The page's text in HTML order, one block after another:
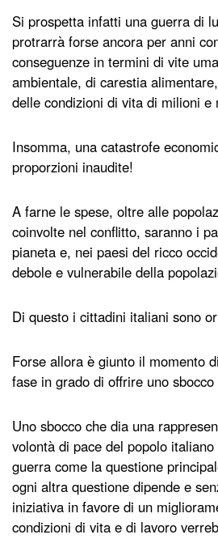
Si prospetta infatti una guerra di
protrarrà forse ancora per anni
conseguenze in termini di vite
ambientale, di carestia
delle condizioni di vita di milioni e
Insomma, una catastrofe
proporzioni inaudite!
A farne le spese, oltre alle
coinvolte nel conflitto, saranno i
pianeta e, nei paesi del ricco
debole e vulnerabile della
Di questo i cittadini italiani sono
Forse allora è giunto il momento
fase in grado di offrire uno
Uno sbocco che dia una
volontà di pace del popolo
guerra come la questione
ogni altra questione dipende e
iniziativa in favore di un
condizioni di vita e di lavoro